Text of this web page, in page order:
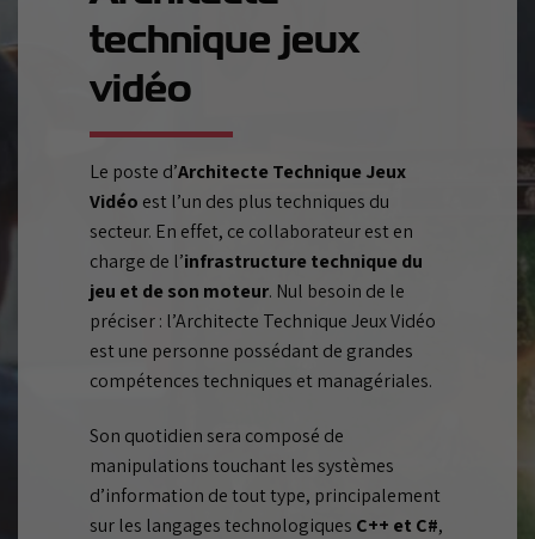
technique jeux
vidéo
Le poste d’Architecte Technique Jeux
Vidéo est l’un des plus techniques du
secteur. En effet, ce collaborateur est en
charge de l’infrastructure technique du
jeu et de son moteur. Nul besoin de le
préciser : l’Architecte Technique Jeux Vidéo
est une personne possédant de grandes
compétences techniques et managériales.
Son quotidien sera composé de
manipulations touchant les systèmes
d’information de tout type, principalement
sur les langages technologiques C++ et C#,